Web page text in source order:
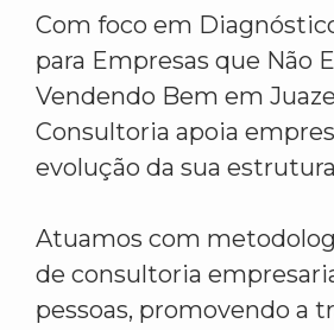
Com foco em
para Empresas que Não
Vendendo Bem em
Consultoria apoia
evolução da sua
Atuamos com
de consultoria
pessoas, promovendo a